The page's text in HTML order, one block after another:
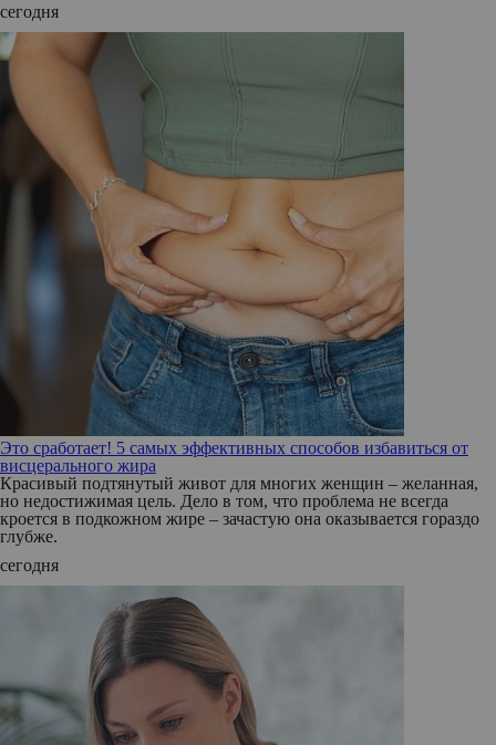
сегодня
Это сработает! 5 самых эффективных способов избавиться от
висцерального жира
Красивый подтянутый живот для многих женщин – желанная,
но недостижимая цель. Дело в том, что проблема не всегда
кроется в подкожном жире – зачастую она оказывается гораздо
глубже.
сегодня